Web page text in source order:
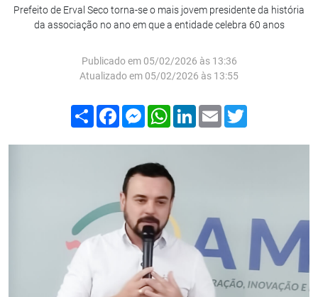
Prefeito de Erval Seco torna-se o mais jovem presidente da história
da associação no ano em que a entidade celebra 60 anos
Publicado em 05/02/2026 às 13:36
Atualizado em 05/02/2026 às 13:55
Compartilhar
FacebookMessenger
WhatsApp
LinkedIn
Email